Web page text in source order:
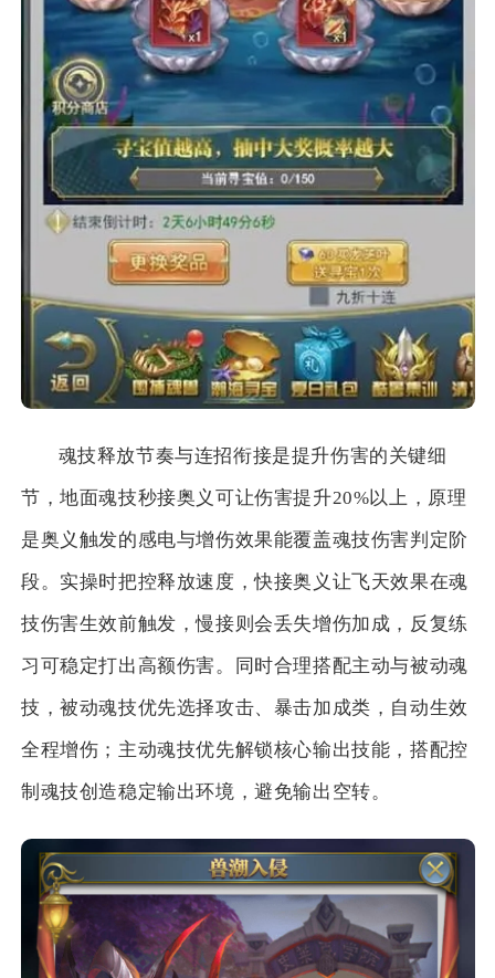
魂技释放节奏与连招衔接是提升伤害的关键细
节，地面魂技秒接奥义可让伤害提升20%以上，原理
是奥义触发的感电与增伤效果能覆盖魂技伤害判定阶
段。实操时把控释放速度，快接奥义让飞天效果在魂
技伤害生效前触发，慢接则会丢失增伤加成，反复练
习可稳定打出高额伤害。同时合理搭配主动与被动魂
技，被动魂技优先选择攻击、暴击加成类，自动生效
全程增伤；主动魂技优先解锁核心输出技能，搭配控
制魂技创造稳定输出环境，避免输出空转。